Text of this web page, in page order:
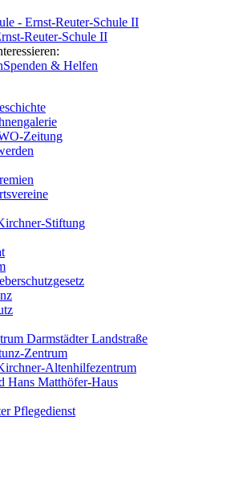
- Ernst-Reuter-Schule II
Reuter-Schule II
Spenden & Helfen
Zeitung
Stiftung
Darmstädter Landstraße
Zentrum
Altenhilfezentrum
Hans Matthöfer-Haus
Pflegedienst